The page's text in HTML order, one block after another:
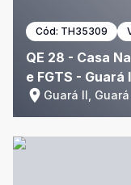
Cód: TH35309
QE 28 - Casa
e FGTS - Guará
Guará II,